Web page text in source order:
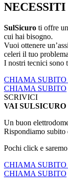
SulSicuro ti offre
cui hai bisogno.
Vuoi ottenere
celeri il tuo
I nostri tecnici sono
CHIAMA SUBITO
CHIAMA SUBITO
SCRIVICI
VAI SULSICURO
Un buon
Rispondiamo subito
Pochi click e
CHIAMA SUBITO
CHIAMA SUBITO